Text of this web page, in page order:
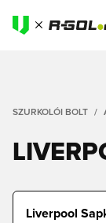
SZURKOLÓI BOLT
Liverpool